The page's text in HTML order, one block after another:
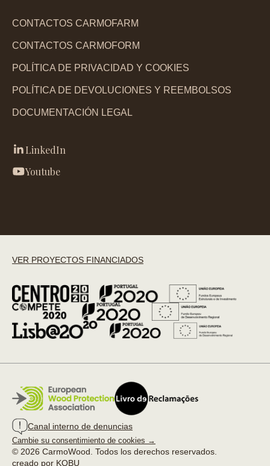
CONTACTOS CARMOFARM
CONTACTOS CARMOFORM
POLÍTICA DE PRIVACIDAD Y COOKIES
POLÍTICA DE DEVOLUCIONES Y REEMBOLSOS
DOCUMENTACIÓN LEGAL
LinkedIn
Youtube
VER PROYECTOS FINANCIADOS
Canal interno de denuncias
Cambie su consentimiento de cookies →
© 2026 CarmoWood. Todos los derechos reservados.
creado por KOBU